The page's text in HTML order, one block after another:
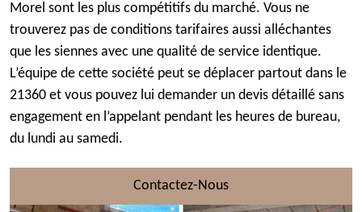
Morel sont les plus compétitifs du marché. Vous ne
trouverez pas de conditions tarifaires aussi alléchantes
que les siennes avec une qualité de service identique.
L’équipe de cette société peut se déplacer partout dans le
21360 et vous pouvez lui demander un devis détaillé sans
engagement en l’appelant pendant les heures de bureau,
du lundi au samedi.
Contactez-Nous